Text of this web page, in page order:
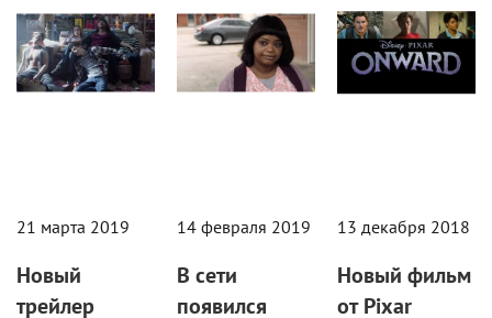
21 марта 2019
Новый
трейлер
14 февраля 2019
В сети
появился
13 декабря 2018
Новый фильм
от Pixar